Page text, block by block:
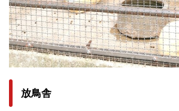
放鳥舎